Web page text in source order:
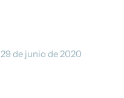
29 de junio de 2020